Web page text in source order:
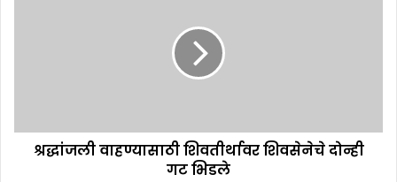
श्रद्धांजली वाहण्यासाठी शिवतीर्थावर शिवसेनेचे दोन्ही
गट भिडले